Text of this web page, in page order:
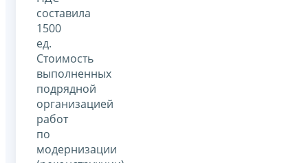
составила
1500
ед.
Стоимость
выполненных
подрядной
организацией
работ
по
модернизации